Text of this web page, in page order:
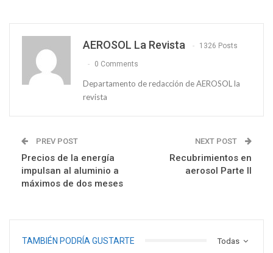
AEROSOL La Revista 1326 Posts
0 Comments
Departamento de redacción de AEROSOL la
revista
PREV POST
Precios de la energía
impulsan al aluminio a
máximos de dos meses
NEXT POST
Recubrimientos en
aerosol Parte II
Todas
TAMBIÉN PODRÍA GUSTARTE